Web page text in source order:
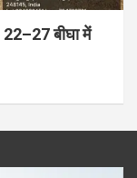
22–27 बीघा में